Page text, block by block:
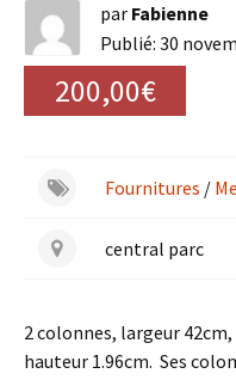
par Fabienne
Publié: 30
200,00€
Fournitures /
central parc
2 colonnes, largeur
hauteur 1.96cm. Ses